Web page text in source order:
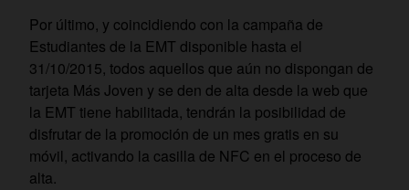
Por último, y coincidiendo con la campaña de
Estudiantes de la EMT disponible hasta el
31/10/2015, todos aquellos que aún no dispongan de
tarjeta Más Joven y se den de alta desde la web que
la EMT tiene habilitada, tendrán la posibilidad de
disfrutar de la promoción de un mes gratis en su
móvil, activando la casilla de NFC en el proceso de
alta.